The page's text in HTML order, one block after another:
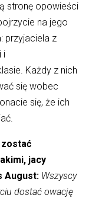
stronę opowieści
na jego
przyjaciela z
i
Każdy z nich
się wobec
się, że ich
zostać
jacy
August: Wszyscy
dostać owację